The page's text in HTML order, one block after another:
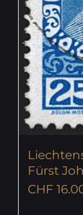
Fürst
CHF